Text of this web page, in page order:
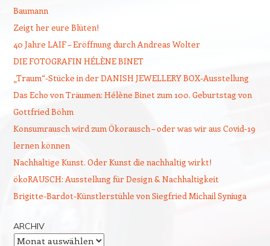
Baumann
Zeigt her eure Blüten!
40 Jahre LAIF – Eröffnung durch Andreas Wolter
DIE FOTOGRAFIN HÉLÈNE BINET
„Traum“-Stücke in der DANISH JEWELLERY BOX-Ausstellung
Das Echo von Träumen: Hélène Binet zum 100. Geburtstag von
Gottfried Böhm
Konsumrausch wird zum Ökorausch – oder was wir aus Covid-19
lernen können
Nachhaltige Kunst. Oder Kunst die nachhaltig wirkt!
ökoRAUSCH: Ausstellung für Design & Nachhaltigkeit
Brigitte-Bardot-Künstlerstühle von Siegfried Michail Syniuga
ARCHIV
Archiv